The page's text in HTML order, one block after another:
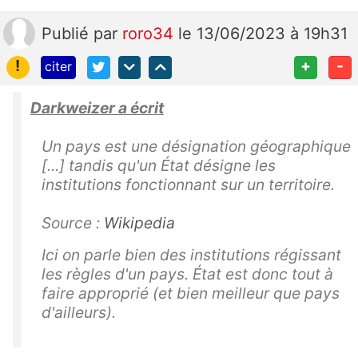
Publié par roro34 le 13/06/2023 à 19h31
!
citer + -
Darkweizer a écrit
Un pays est une désignation géographique
[...] tandis qu'un État désigne les
institutions fonctionnant sur un territoire.
Source : Wikipedia
Ici on parle bien des institutions régissant
les règles d'un pays. État est donc tout à
faire approprié (et bien meilleur que pays
d'ailleurs).